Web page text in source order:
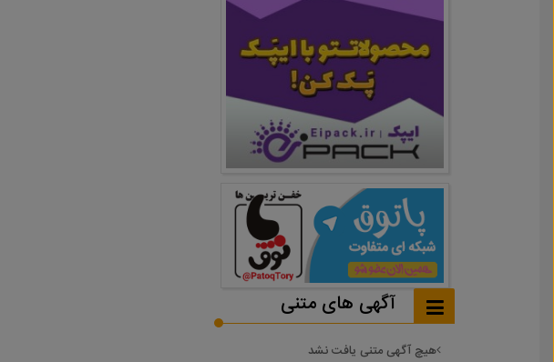
آگهی های متنی
هیچ آگهی متنی یافت نشد